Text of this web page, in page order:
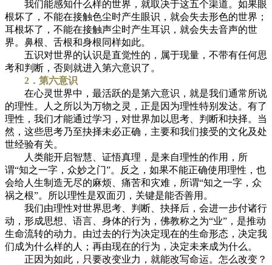
我们能感知什么样的世界，就取决于这五个渠道。如果眼
根坏了，不能在接触色尘时产生眼识，就会失去形色的世界；
耳根坏了，不能在接触声尘时产生耳识，就会失去音声的世
界。鼻根、舌根和身根同样如此。
五识对世界的认识是直觉性的，属于现量，不带有任何思
考和判断，否则就进入第六意识了。
2．第六意识
在心灵世界中，最活跃的是第六意识，就是我们通常所说
的理性。人之所以为万物之灵，正是因为理性特别发达。有了
理性，我们才能通过学习，对世界加以思考、判断和抉择。当
然，这些思考乃至抉择未必正确，主要和我们接受的文化及处
世经验有关。
人类能开启智慧、证悟真理，是来自理性的作用，所
谓“知之一字，众妙之门”。反之，如果不能正确使用理性，也
会给人生制造无尽的麻烦、痛苦和灾难，所谓“知之一字，众
祸之根”。所以理性是双面刃，关键是能否善用。
我们由理性对世界思考、判断、抉择后，会进一步付诸行
动，形成思想、语言、身体的行为，佛教称之为“业”，是推动
生命流转的动力。由过去的行为决定现在的生命形态，决定我
们成为什么样的人；再由现在的行为，决定未来成为什么。
正因为如此，只要改变业力，就能改写命运。怎么改变？